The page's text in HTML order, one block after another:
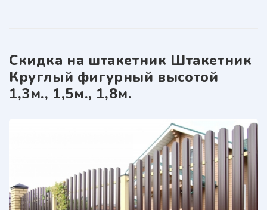
Скидка на штакетник Штакетник
Круглый фигурный высотой
1,3м., 1,5м., 1,8м.